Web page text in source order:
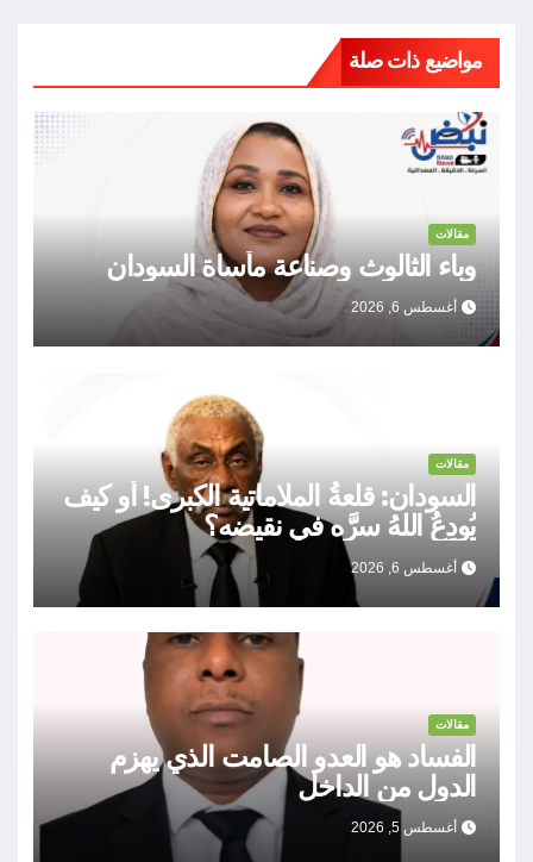
مواضيع ذات صلة
مقالات
وباء الثالوث وصناعة مأساة السودان
أغسطس 6, 2026
مقالات
السودان: قلعةُ الملاماتية الكبرى! أو كيف
يُودِعُ اللهُ سرَّه في نقيضه؟
أغسطس 6, 2026
مقالات
الفساد هو العدو الصامت الذي يهزم
الدول من الداخل
أغسطس 5, 2026